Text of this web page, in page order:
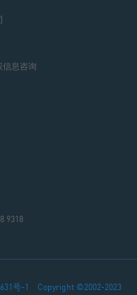
息咨询
9318
号-1 Copyright ©2002-2023